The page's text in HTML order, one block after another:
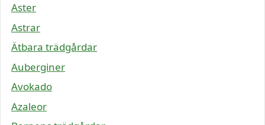
Aster
Astrar
Ätbara trädgårdar
Auberginer
Avokado
Azaleor